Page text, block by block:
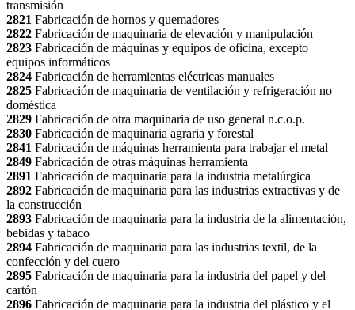
transmisión
2821 Fabricación de hornos y quemadores
2822 Fabricación de maquinaria de elevación y manipulación
2823 Fabricación de máquinas y equipos de oficina, excepto
equipos informáticos
2824 Fabricación de herramientas eléctricas manuales
2825 Fabricación de maquinaria de ventilación y refrigeración no
doméstica
2829 Fabricación de otra maquinaria de uso general n.c.o.p.
2830 Fabricación de maquinaria agraria y forestal
2841 Fabricación de máquinas herramienta para trabajar el metal
2849 Fabricación de otras máquinas herramienta
2891 Fabricación de maquinaria para la industria metalúrgica
2892 Fabricación de maquinaria para las industrias extractivas y de
la construcción
2893 Fabricación de maquinaria para la industria de la alimentación,
bebidas y tabaco
2894 Fabricación de maquinaria para las industrias textil, de la
confección y del cuero
2895 Fabricación de maquinaria para la industria del papel y del
cartón
2896 Fabricación de maquinaria para la industria del plástico y el